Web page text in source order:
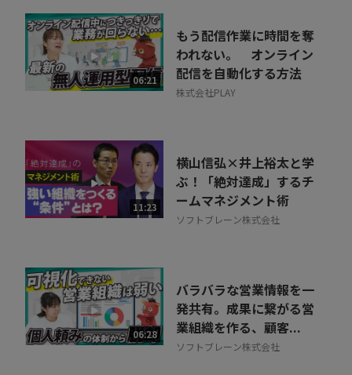
06:21
もう配信作業に時間を奪
われない。 オンライン
配信を自動化する方法
株式会社PLAY
11:23
横山信弘×井上裕太と学
ぶ！「絶対達成」するチ
ームマネジメント術
ソフトブレーン株式会社
06:28
バラバラな営業情報を一
発共有。成果に繋がる営
業組織を作る、顧客...
ソフトブレーン株式会社